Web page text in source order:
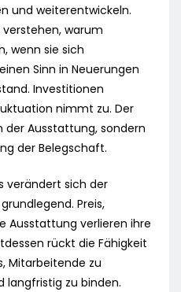
und weiterentwickeln.
warum
wenn sie sich
Sinn in Neuerungen
Investitionen
nimmt zu. Der
der Ausstattung, sondern
der Belegschaft.
verändert sich der
Preis,
Ausstattung verlieren ihre
rückt die Fähigkeit
Mitarbeitende zu
langfristig zu binden.